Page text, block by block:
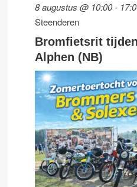
8 augustus @ 10:00-
Steenderen
Bromfietsrit
Alphen (NB)